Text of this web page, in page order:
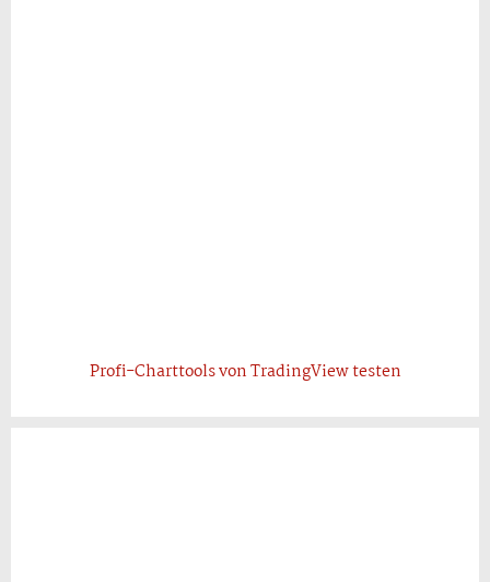
Profi-Charttools von TradingView testen